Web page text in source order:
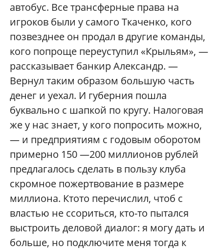
автобус. Все трансферные права на
игроков были у самого Ткаченко, кого
позвезднее он продал в другие команды,
кого попроще переуступил «Крыльям», —
рассказывает банкир Александр. —
Вернул таким образом большую часть
денег и уехал. И губерния пошла
буквально с шапкой по кругу. Налоговая
же у нас знает, у кого попросить можно,
— и предприятиям с годовым оборотом
примерно 150 —200 миллионов рублей
предлагалось сделать в пользу клуба
скромное пожертвование в размере
миллиона. Ктото перечислил, чтоб с
властью не ссориться, кто-то пытался
выстроить деловой диалог: я могу дать и
больше, но подключите меня тогда к